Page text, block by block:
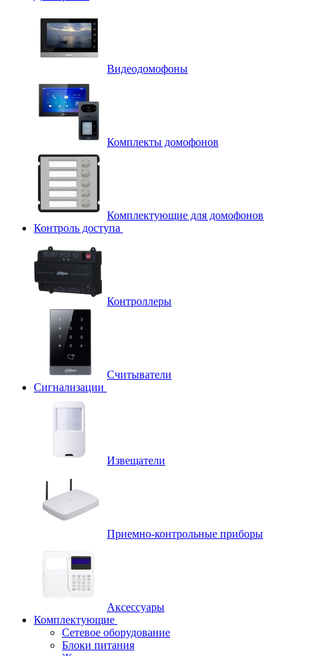
Видеодомофоны
Комплекты домофонов
Комплектующие для домофонов
Контроль доступа
Контроллеры
Считыватели
Сигнализации
Извещатели
Приемно-контрольные приборы
Аксессуары
Комплектующие
Сетевое оборудование
Блоки питания